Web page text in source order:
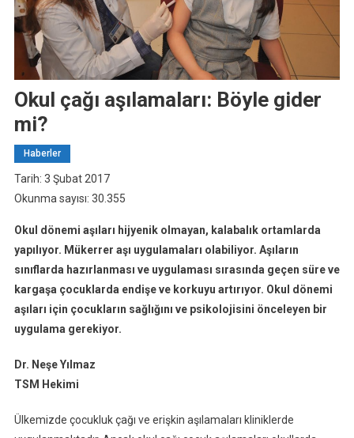
Okul çağı aşılamaları: Böyle gider
mi?
Haberler
Tarih: 3 Şubat 2017
Okunma sayısı: 30.355
Okul dönemi aşıları hijyenik olmayan, kalabalık ortamlarda
yapılıyor. Mükerrer aşı uygulamaları olabiliyor. Aşıların
sınıflarda hazırlanması ve uygulaması sırasında geçen süre ve
kargaşa çocuklarda endişe ve korkuyu artırıyor. Okul dönemi
aşıları için çocukların sağlığını ve psikolojisini önceleyen bir
uygulama gerekiyor.
Dr. Neşe Yılmaz
TSM Hekimi
Ülkemizde çocukluk çağı ve erişkin aşılamaları kliniklerde